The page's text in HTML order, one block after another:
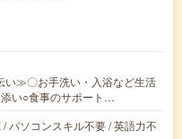
い≫〇お手洗い・入浴など生活
い○食事のサポート…
パソコンスキル不要 / 英語力不